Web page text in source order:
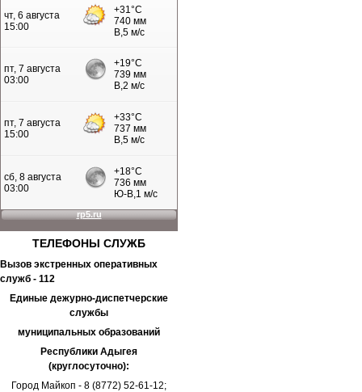
ТЕЛЕФОНЫ СЛУЖБ
Вызов экстренных оперативных
служб - 112
Единые дежурно-диспетчерские
службы
муниципальных образований
Республики Адыгея
(круглосуточно):
Город Майкоп - 8 (8772) 52-61-12;